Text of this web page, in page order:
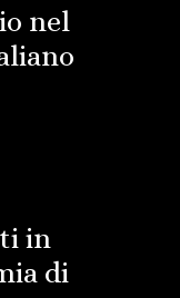
nel
in
di